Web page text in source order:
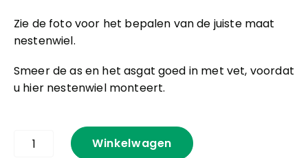
Zie de foto voor het bepalen van de juiste maat
nestenwiel.
Smeer de as en het asgat goed in met vet, voordat
u hier nestenwiel monteert.
Nestenwiel
Winkelwagen